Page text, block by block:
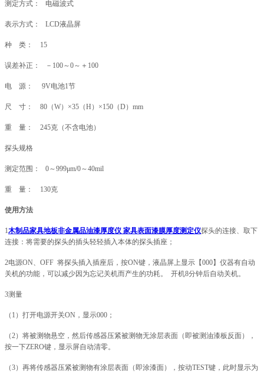
测定方式： 电磁波式
表示方式： LCD液晶屏
种 类： 15
误差补正： －100～0～＋100
电 源： 9V电池1节
尺 寸： 80（W）×35（H）×150（D）mm
重 量： 245克（不含电池）
探头规格
测定范围： 0～999μm/0～40mil
重 量： 130克
使用方法
1木制品家具地板非金属品油漆厚度仪 家具表面漆膜厚度测定仪探头的连接、取下
连接：将需要的探头的插头轻轻插入本体的探头插座；
2电源ON、OFF 将探头插入插座后，按ON键，液晶屏上显示【000】仪器有自动
关机的功能，可以减少因为忘记关机而产生的功耗。 开机8分钟后自动关机。
3测量
（1）打开电源开关ON，显示000；
（2）将被测物悬空，然后传感器压紧被测物无涂层表面（即被测油漆板反面），
按一下ZERO键，显示屏自动清零。
（3）再将传感器压紧被测物有涂层表面（即涂漆面），按动TEST键，此时显示为